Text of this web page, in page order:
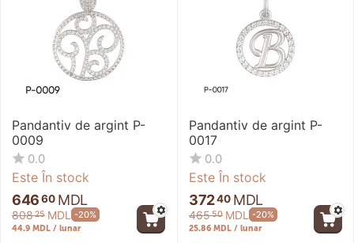
Pandantiv de argint P-
0009
0.0
Este În stock
64660 MDL
80825 MDL -20%
44.9 MDL / lunar
Pandantiv de argint P-
0017
0.0
Este În stock
37240 MDL
46550 MDL -20%
25.86 MDL / lunar